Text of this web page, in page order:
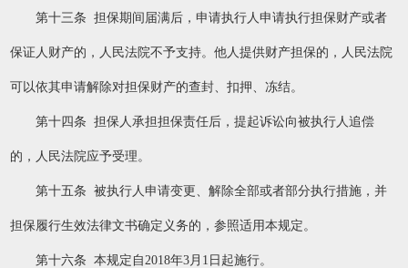
第十三条 担保期间届满后，申请执行人申请执行担保财产或者
保证人财产的，人民法院不予支持。他人提供财产担保的，人民法院
可以依其申请解除对担保财产的查封、扣押、冻结。
第十四条 担保人承担担保责任后，提起诉讼向被执行人追偿
的，人民法院应予受理。
第十五条 被执行人申请变更、解除全部或者部分执行措施，并
担保履行生效法律文书确定义务的，参照适用本规定。
第十六条 本规定自2018年3月1日起施行。